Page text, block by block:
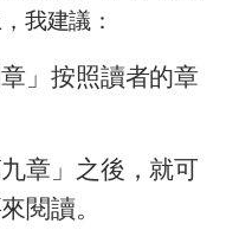
我建議：
」按照讀者的章
章」之後，就可
閱讀。